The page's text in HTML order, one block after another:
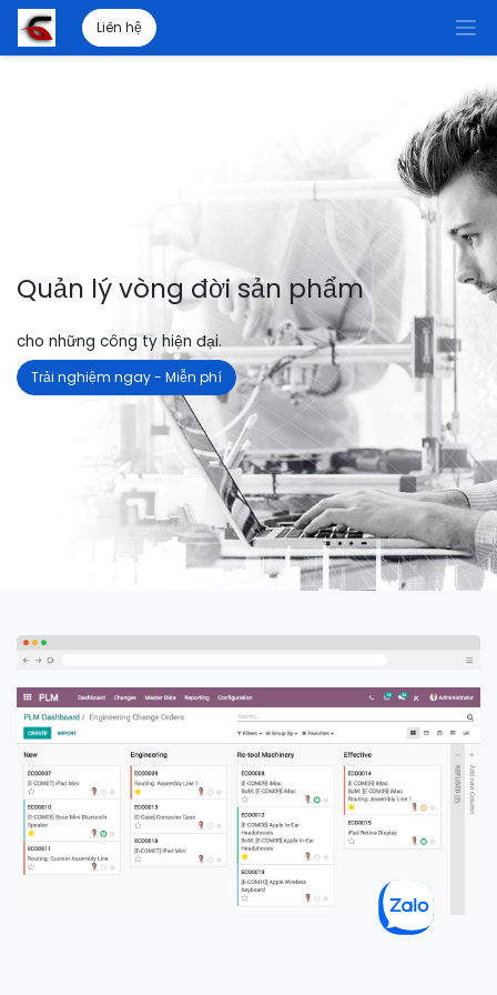
Liên hệ
Quản lý vòng đời sản phẩm
cho những công ty hiện đại.
Trải nghiệm ngay - Miễn phí